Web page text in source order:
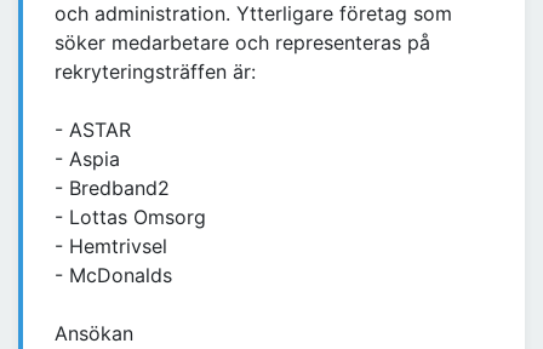
och administration. Ytterligare företag som
söker medarbetare och representeras på
rekryteringsträffen är:
- ASTAR
- Aspia
- Bredband2
- Lottas Omsorg
- Hemtrivsel
- McDonalds
Ansökan